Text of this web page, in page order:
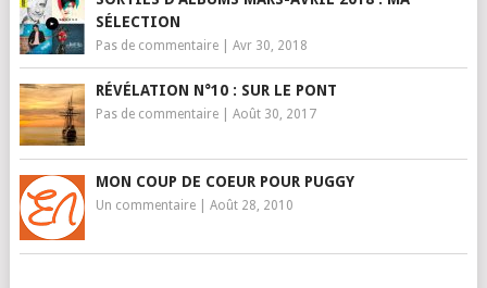
SÉLECTION
Pas de commentaire| Avr 30, 2018
RÉVÉLATION N°10 : SUR LE PONT
Pas de commentaire| Août 30, 2017
MON COUP DE COEUR POUR PUGGY
Un commentaire| Août 28, 2010